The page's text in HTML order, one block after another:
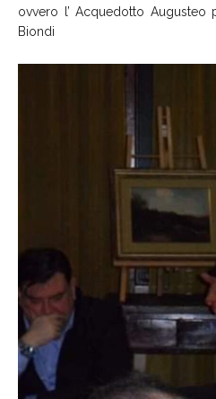
ovvero l’ Acquedotto Augusteo
Biondi